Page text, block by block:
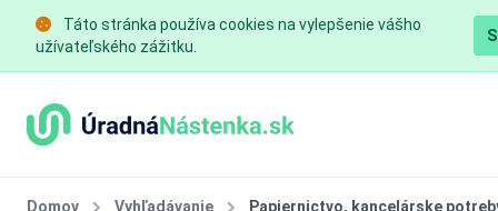
Táto stránka používa cookies na vylepšenie vášho
užívateľského zážitku.
Domov Vyhľadávanie Papiernictvo, kancelárske